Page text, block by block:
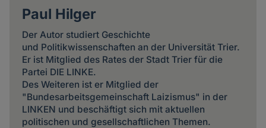
Paul Hilger
Der Autor studiert Geschichte
und Politikwissenschaften an der Universität Trier.
Er ist Mitglied des Rates der Stadt Trier für die
Partei DIE LINKE.
Des Weiteren ist er Mitglied der
"Bundesarbeitsgemeinschaft Laizismus" in der
LINKEN und beschäftigt sich mit aktuellen
politischen und gesellschaftlichen Themen.